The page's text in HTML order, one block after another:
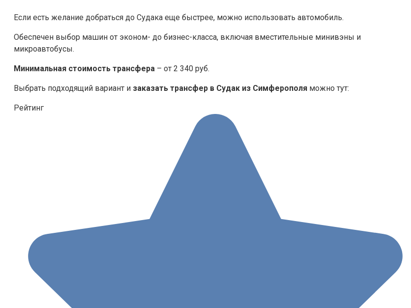
Если есть желание добраться до Судака еще быстрее, можно использовать автомобиль.
Обеспечен выбор машин от эконом- до бизнес-класса, включая вместительные минивэны и
микроавтобусы.
Минимальная стоимость трансфера – от 2 340 руб.
Выбрать подходящий вариант и заказать трансфер в Судак из Симферополя можно тут:
Рейтинг